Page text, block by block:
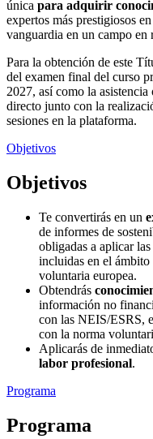
única para adquirir
expertos más prestigiosos
vanguardia en un campo en
Para la obtención de este
del examen final del curso
2027, así como la
directo junto con la
sesiones en la plataforma.
Objetivos
Objetivos
Te convertirás en un
de informes de
obligadas a aplicar
incluidas en el
voluntaria europea.
Obtendrás
información no
con las NEIS/ESRS,
con la norma
Aplicarás de
labor profesional.
Programa
Programa